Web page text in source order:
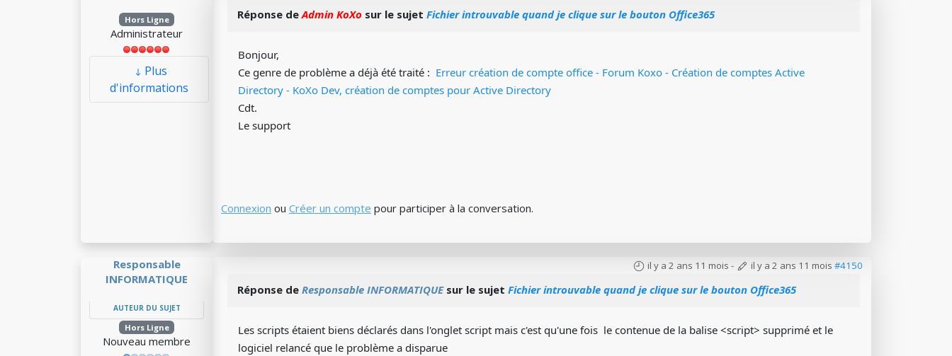
Hors Ligne
Administrateur
Plus
d'informations
Réponse deAdmin KoXo sur le sujet Fichier introuvable quand je clique sur le bouton Office365
Bonjour,
Ce genre de problème a déjà été traité : Erreur création de compte office - Forum Koxo - Création de comptes Active
Directory - KoXo Dev, création de comptes pour Active Directory
Cdt.
Le support
Connexion ou Créer un compte pour participer à la conversation.
Responsable
INFORMATIQUE
AUTEUR DU SUJET
Hors Ligne
Nouveau membre
il y a 2 ans 11 mois - il y a 2 ans 11 mois #4150
Réponse de Responsable INFORMATIQUEsur le sujet Fichier introuvable quand je clique sur le bouton Office365
Les scripts étaient biens déclarés dans l'onglet script mais c'est qu'une fois le contenue de la balise <script> supprimé et le
logiciel relancé que le problème a disparue